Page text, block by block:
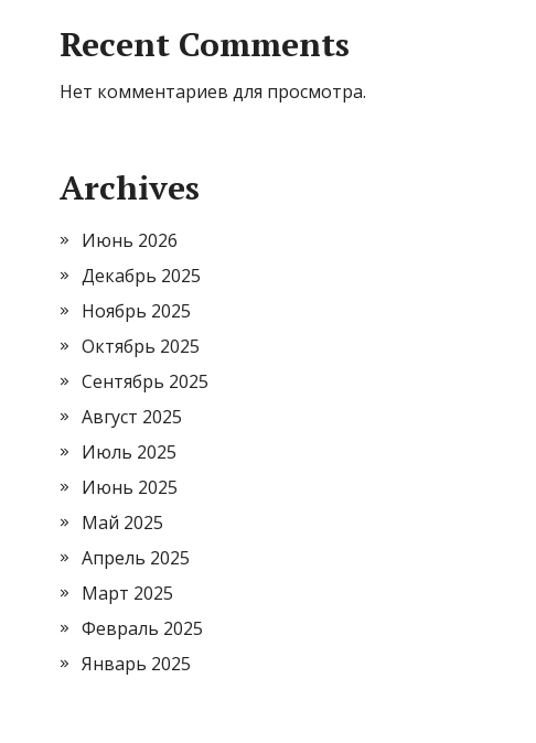
Recent Comments
Нет комментариев для просмотра.
Archives
Июнь 2026
Декабрь 2025
Ноябрь 2025
Октябрь 2025
Сентябрь 2025
Август 2025
Июль 2025
Июнь 2025
Май 2025
Апрель 2025
Март 2025
Февраль 2025
Январь 2025